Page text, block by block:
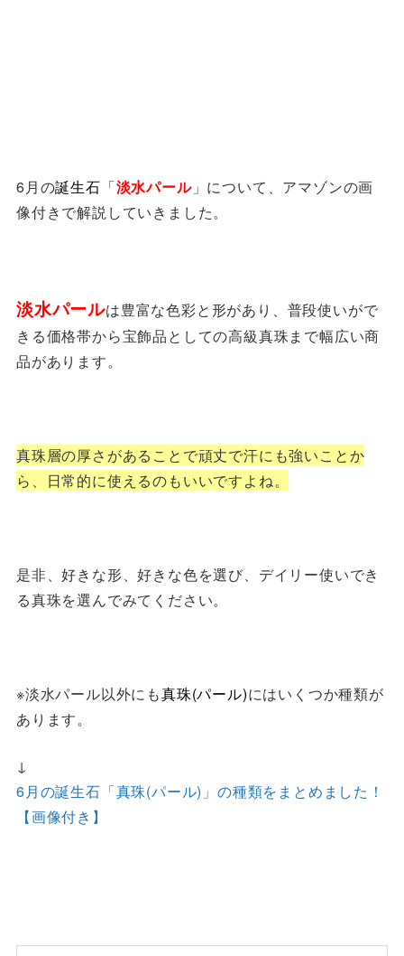
6月の誕生石 「淡水パール」について、アマゾンの画
像付きで解説していきました。
淡水パールは豊富な色彩と形があり、普段使いがで
きる価格帯から宝飾品としての高級真珠まで幅広い商
品があります。
真珠層の厚さがあることで頑丈で汗にも強いことか
ら、
日常的に使えるのもいいですよね。
是非、好きな形、好きな色を選び、デイリー使いでき
る真珠を選んでみてください。
※淡水パール以外にも真珠(パール)にはいくつか種類が
あります。
↓
6月の誕生石「真珠(パール)」の種類をまとめました！
【画像付き】